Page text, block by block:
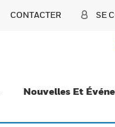
CONTACTER SE
Nouvelles Et